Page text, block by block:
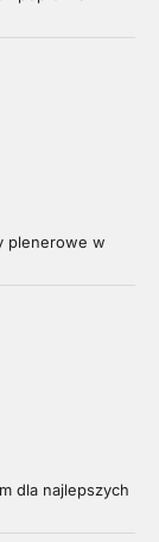
plenerowe w
dla najlepszych